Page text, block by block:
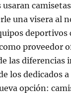
una visera al
deportivos
proveedor
las diferencias
los dedicados
opción: